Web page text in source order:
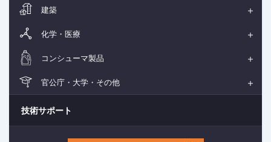
建築
化学・医療
コンシューマ製品
官公庁・大学・その他
技術サポート